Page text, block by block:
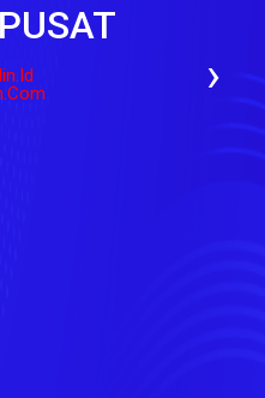
›